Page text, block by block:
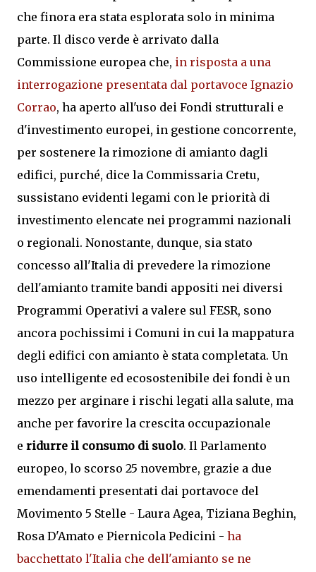
che finora era stata esplorata solo in minima
parte. Il disco verde è arrivato dalla
Commissione europea che, in risposta a una
interrogazione presentata dal portavoce Ignazio
Corrao, ha aperto all'uso dei Fondi strutturali e
d'investimento europei, in gestione concorrente,
per sostenere la rimozione di amianto dagli
edifici, purché, dice la Commissaria Cretu,
sussistano evidenti legami con le priorità di
investimento elencate nei programmi nazionali
o regionali. Nonostante, dunque, sia stato
concesso all'Italia di prevedere la rimozione
dell'amianto tramite bandi appositi nei diversi
Programmi Operativi a valere sul FESR, sono
ancora pochissimi i Comuni in cui la mappatura
degli edifici con amianto è stata completata. Un
uso intelligente ed ecosostenibile dei fondi è un
mezzo per arginare i rischi legati alla salute, ma
anche per favorire la crescita occupazionale
e ridurre il consumo di suolo. Il Parlamento
europeo, lo scorso 25 novembre, grazie a due
emendamenti presentati dai portavoce del
Movimento 5 Stelle - Laura Agea, Tiziana Beghin,
Rosa D'Amato e Piernicola Pedicini - ha
bacchettato l'Italia che dell'amianto se ne